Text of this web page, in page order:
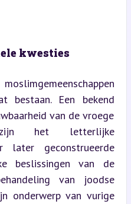
kwesties
bestaan. Een bekend
van de vroege
zijn het letterlijke
later geconstrueerde
beslissingen van de
van joodse
onderwerp van vurige